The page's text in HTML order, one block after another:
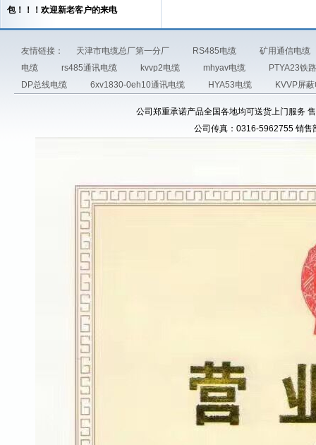
包！！！欢迎新老客户的来电
友情链接： 天津市电缆总厂第一分厂 RS485电缆
矿用通信电缆
电缆
rs485通讯电缆 kvvp2电缆 mhyav电缆
PTYA23铁
DP总线电缆
6xv1830-0eh10通讯电缆 HYA53电缆 KVVP屏
公司郑重承诺产品全国各地均可送货上门服务
公司传真：0316-5962755 销